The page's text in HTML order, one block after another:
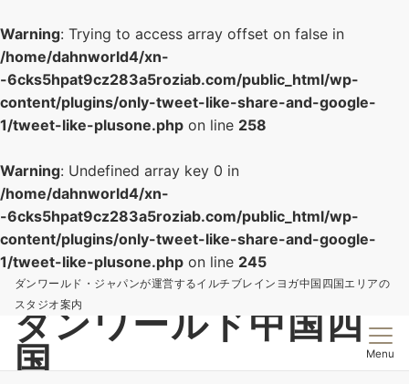
Warning: Trying to access array offset on false in
/home/dahnworld4/xn-
-6cks5hpat9cz283a5roziab.com/public_html/wp-
content/plugins/only-tweet-like-share-and-google-
1/tweet-like-plusone.php on line 258
Warning: Undefined array key 0 in
/home/dahnworld4/xn-
-6cks5hpat9cz283a5roziab.com/public_html/wp-
content/plugins/only-tweet-like-share-and-google-
1/tweet-like-plusone.php on line 245
ダンワールド・ジャパンが運営するイルチブレインヨガ中国四国エリアの
スタジオ案内
ダンワールド中国四
国
Menu